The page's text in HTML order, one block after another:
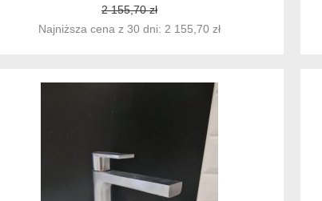
2 155,70 zł
Najniższa cena z 30 dni: 2 155,70 zł